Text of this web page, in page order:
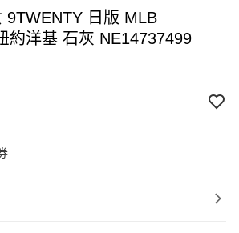
9TWENTY 日版 MLB
約洋基 石灰 NE14737499